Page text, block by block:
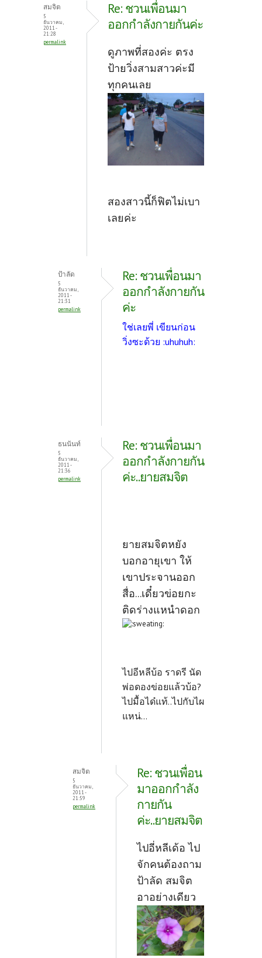
สมจิต
5
ธันวาคม,
2011 -
21:28
permalink
Re: ชวนเพื่อนมา
ออกกำลังกายกันค่ะ
ดูภาพที่สองค่ะ ตรง
ป้ายวิ่งสามสาวค่ะมี
ทุกคนเลย
สองสาวนี้ก็ฟิตไม่เบา
เลยค่ะ
ป้าลัด
5
ธันวาคม,
2011 -
21:31
permalink
Re: ชวนเพื่อนมา
ออกกำลังกายกัน
ค่ะ
ใช่เลยพี่ เขียนก่อน
วิ่งซะด้วย :uhuhuh:
ธนนันท์
5
ธันวาคม,
2011 -
21:36
permalink
Re: ชวนเพื่อนมา
ออกกำลังกายกัน
ค่ะ..ยายสมจิต
ยายสมจิตหยัง
บอกอายุเขา ให้
เขาประจานออก
สื่อ...เดี๋ยวข่อยกะ
ติดร่างแหนำดอก
ไปอีหลีบ้อ ราดรี นัด
พ่อดองข่อยแล้วบ้อ?
ไปมื้อได๋แท้..ไปกับไผ
แหน่...
สมจิต
5
ธันวาคม,
2011 -
21:59
permalink
Re: ชวนเพื่อน
มาออกกำลัง
กายกัน
ค่ะ..ยายสมจิต
ไปอี่หลีเด้อ ไป
จักคนต้องถาม
ป้าลัด สมจิต
อาอย่างเดียว